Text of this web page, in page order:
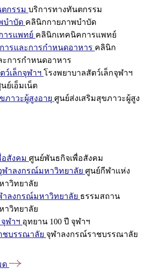
กรรม บริการทางทันตกรรม
บำบัด คลินิกกายภาพบำบัด
ารแพทย์ คลินิกเทคนิคการแพทย์
ารและการกำหนดอาหาร คลินิก
การกำหนดอาหาร
ว์เล็กจุฬาฯ โรงพยาบาลสัตว์เล็กจุฬาฯ
ย์เอ็มเน็ต
ภาวะผู้สูงอายุ ศูนย์ส่งเสริมสุขภาวะผู้สูง
สังคม ศูนย์พันธกิจเพื่อสังคม
าลงกรณ์มหาวิทยาลัย ศูนย์กีฬาแห่ง
าวิทยาลัย
าลงกรณ์มหาวิทยาลัย ธรรมสถาน
าวิทยาลัย
ฬาฯ อุทยาน 100 ปี จุฬาฯ
ชบรรณาลัย จุฬาลงกรณ์ราชบรรณาลัย
ด